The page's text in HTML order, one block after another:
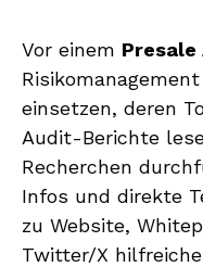
Vor einem Presale
einsetzen, deren
Audit-Berichte
Recherchen
Infos und direkte
zu Website,
Twitter/X